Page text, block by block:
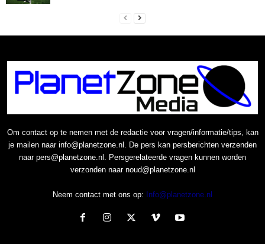
Om contact op te nemen met de redactie voor vragen/informatie/tips, kan
je mailen naar info@planetzone.nl. De pers kan persberichten verzenden
naar pers@planetzone.nl. Persgerelateerde vragen kunnen worden
verzonden naar noud@planetzone.nl
Neem contact met ons op: Info@planetzone.nl